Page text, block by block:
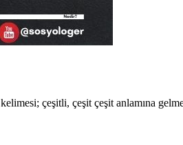
kelimesi; çeşitli, çeşit çeşit anlamına